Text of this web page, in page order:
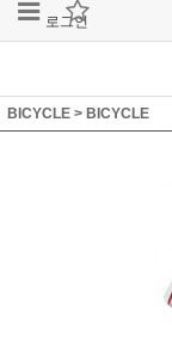
로그인
BICYCLE > BICYCLE